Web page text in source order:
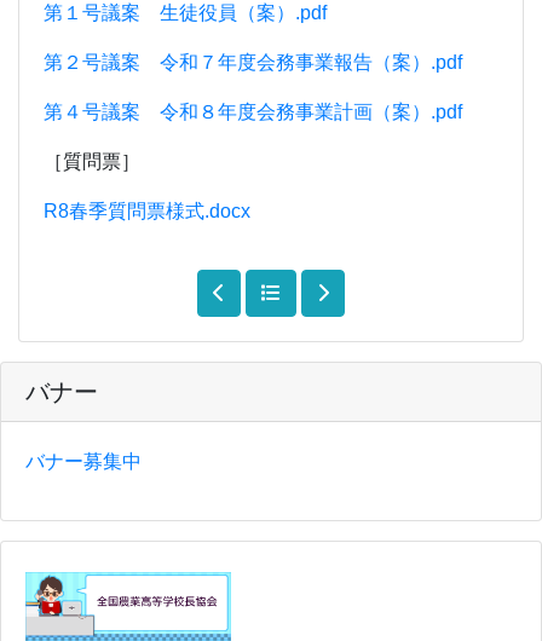
バナー
バナー募集中
第１号議案 生徒役員（案）.pdf
第２号議案 令和７年度会務事業報告（案）.pdf
第４号議案 令和８年度会務事業計画（案）.pdf
［質問票］
R8春季質問票様式.docx